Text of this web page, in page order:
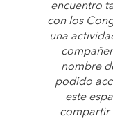
encuentro
con los
una
nombre
podido
este
compartir